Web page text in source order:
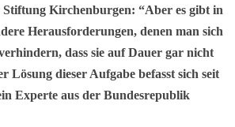
Kirchenburgen: “Aber es gibt in
Herausforderungen, denen man sich
dass sie auf Dauer gar nicht
Lösung dieser Aufgabe befasst sich seit
Experte aus der Bundesrepublik